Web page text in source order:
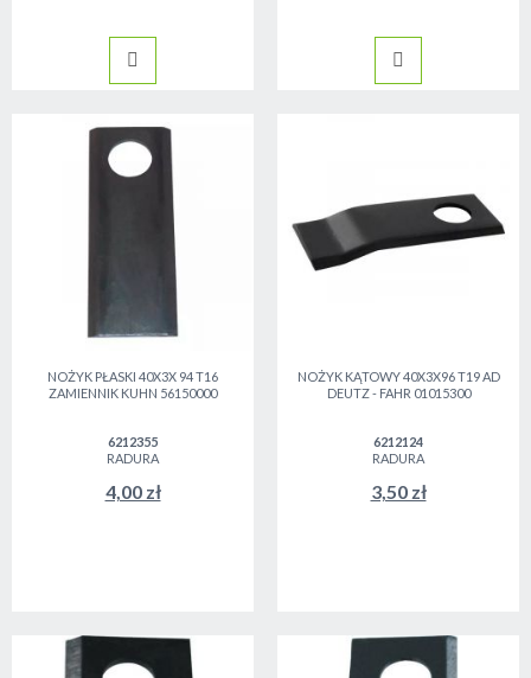
NOŻYK PŁASKI 40X3X 94 T16
ZAMIENNIK KUHN 56150000
6212355
RADURA
4,00 zł
NOŻYK KĄTOWY 40X3X96 T19 AD
DEUTZ - FAHR 01015300
6212124
RADURA
3,50 zł